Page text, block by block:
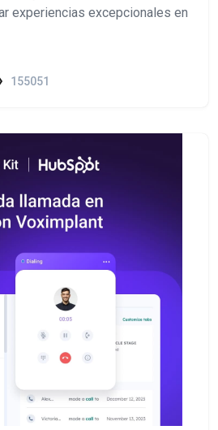
experiencias excepcionales en
155051